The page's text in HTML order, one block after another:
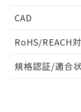
A: 50mm以上、B:
周囲金属の影響
検出物体の大きさと
CAD
ドすることがで
RoHS/REACH
EU RoHS 注意事
規格認証/適合